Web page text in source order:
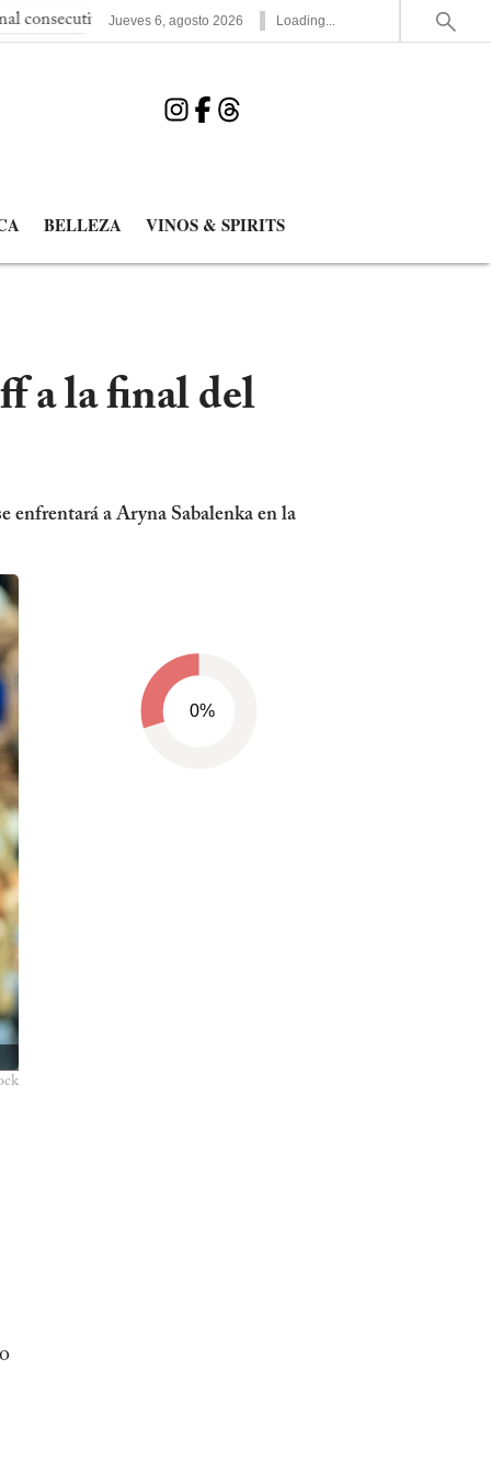
España elimina a Francia y jugará la segunda final
Jueves 6,agosto 2026 Loading...
BELLEZA VINOS & SPIRITS
a la final del
enfrentará a Aryna Sabalenka en la
0%